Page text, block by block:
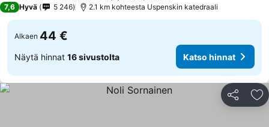
7,6 Hyvä 5 246 2.1 km kohteesta Uspenskin katedraali
Alkaen 44 €
Näytä hinnat 16 sivustolta Katso hinnat
Jaa